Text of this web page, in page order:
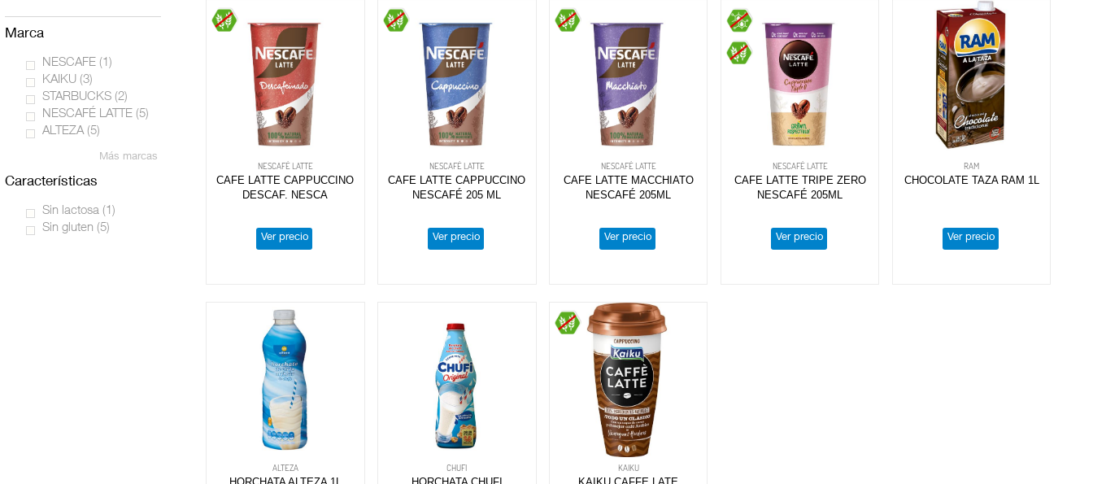
Omega
Fibra
marca
NESCAFE (1)
KAIKU (3)
STARBUCKS (2)
NESCAFÉ LATTE (5)
ALTEZA (5)
Más marcas
características
Sin lactosa (1)
Sin gluten (5)
NESCAFÉ LATTE
CAFE LATTE CAPPUCCINO
DESCAF. NESCA
Ver precio
NESCAFÉ LATTE
CAFE LATTE CAPPUCCINO
NESCAFÉ 205 ML
Ver precio
NESCAFÉ LATTE
CAFE LATTE MACCHIATO
NESCAFÉ 205ML
Ver precio
NESCAFÉ LATTE
CAFE LATTE TRIPE ZERO
NESCAFÉ 205ML
Ver precio
RAM
CHOCOLATE TAZA RAM 1L
Ver precio
ALTEZA CHUFI KAIKU